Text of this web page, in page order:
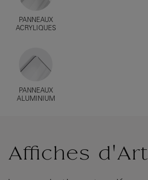
PANNEAUX
ACRYLIQUES
PANNEAUX
ALUMINIUM
Affiches d'Art